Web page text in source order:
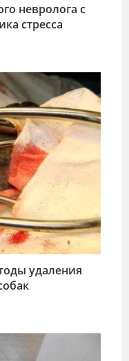
невролога с
стресса
удаления